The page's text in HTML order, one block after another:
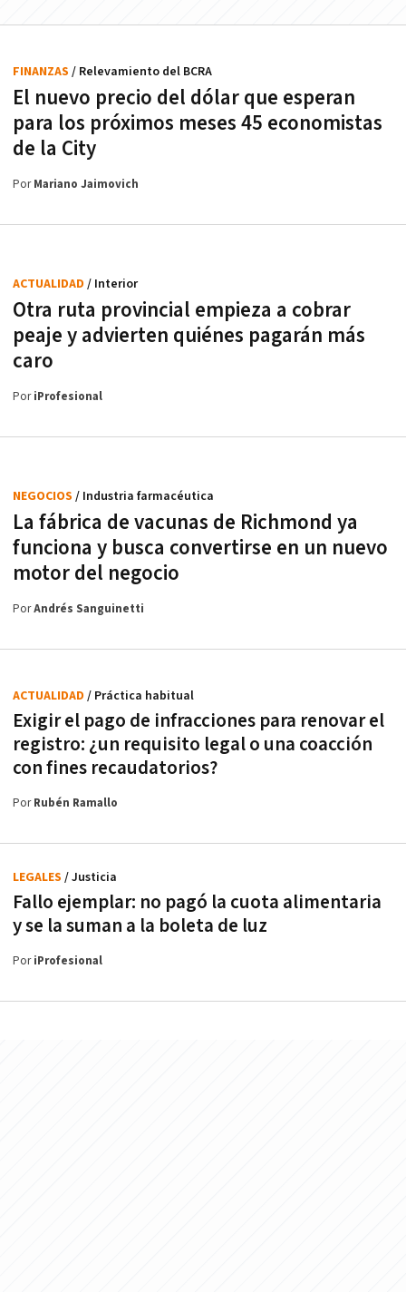
El nuevo precio del dólar que esperan
para los próximos meses 45 economistas
de la City
FINANZAS / Relevamiento del BCRA
PorMariano Jaimovich
Otra ruta provincial empieza a cobrar
peaje y advierten quiénes pagarán más
caro
ACTUALIDAD / Interior
PoriProfesional
La fábrica de vacunas de Richmond ya
funciona y busca convertirse en un nuevo
motor del negocio
NEGOCIOS / Industria farmacéutica
PorAndrés Sanguinetti
Exigir el pago de infracciones para renovar el
registro: ¿un requisito legal o una coacción
con fines recaudatorios?
ACTUALIDAD / Práctica habitual
PorRubén Ramallo
Fallo ejemplar: no pagó la cuota alimentaria
y se la suman a la boleta de luz
LEGALES / Justicia
PoriProfesional